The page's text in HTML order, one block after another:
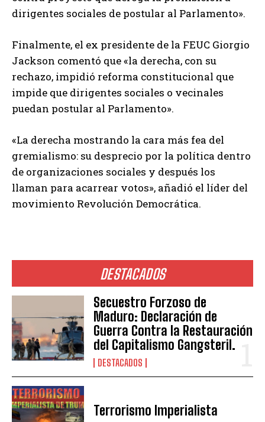
DESTACADOS
Secuestro Forzoso de
Maduro: Declaración de
Guerra Contra la Restauración
del Capitalismo Gangsteril.
DESTACADOS
Terrorismo Imperialista
dirigentes sociales de postular al Parlamento».
Finalmente, el ex presidente de la FEUC Giorgio
Jackson comentó que «la derecha, con su
rechazo, impidió reforma constitucional que
impide que dirigentes sociales o vecinales
puedan postular al Parlamento».
«La derecha mostrando la cara más fea del
gremialismo: su desprecio por la política dentro
de organizaciones sociales y después los
llaman para acarrear votos», añadió el líder del
movimiento Revolución Democrática.